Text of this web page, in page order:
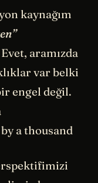
kaynağım
aramızda
var belki
engel değil.
a thousand